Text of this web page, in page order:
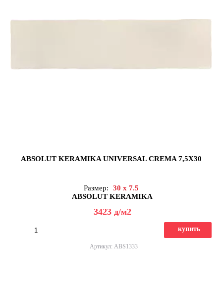
ABSOLUT KERAMIKA UNIVERSAL CREMA 7,5X30
Размер:
30 x 7.5
ABSOLUT KERAMIKA
3423 д/м2
купить
Артикул: ABS1333